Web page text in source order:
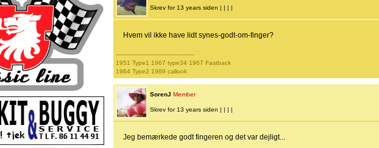
Skrev for 13 years siden | | | |
Hvem vil ikke have lidt synes-godt-om-finger?
-------------------------------------------
1951 Type1 1967 type34 1967 Fastback
1964 Type2 1969 callook
SorenJ Member
Skrev for 13 years siden | | | |
Jeg bemærkede godt fingeren og det var dejligt...